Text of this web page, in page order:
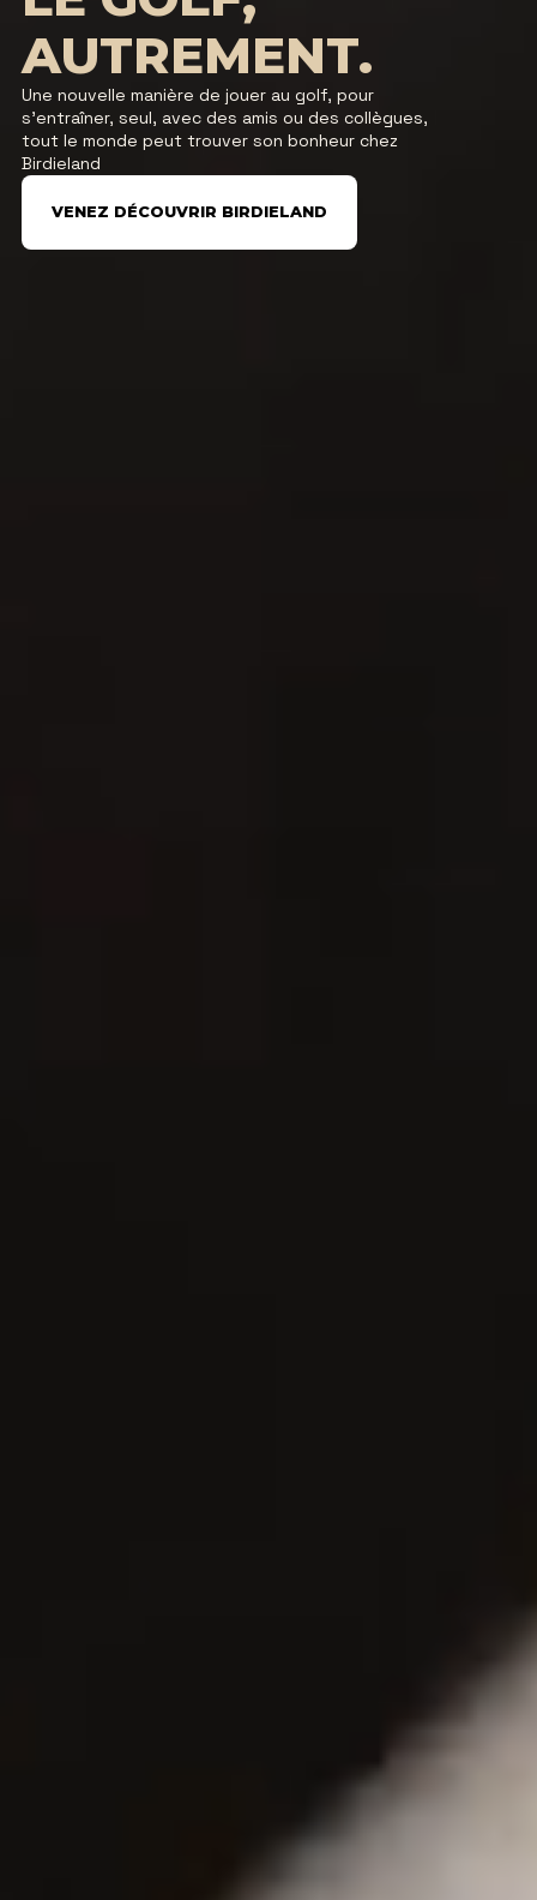
AUTREMENT.
Une nouvelle manière de jouer au golf, pour
s’entraîner, seul, avec des amis ou des collègues,
tout le monde peut trouver son bonheur chez
Birdieland
VENEZ DÉCOUVRIR BIRDIELAND